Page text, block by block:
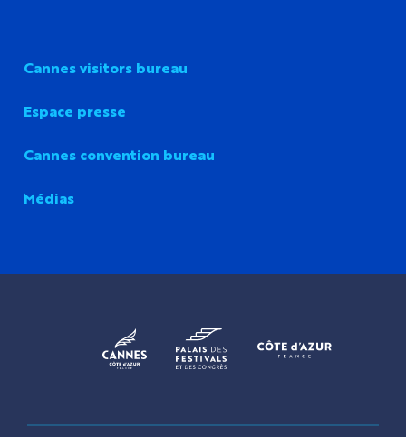
Cannes visitors bureau
Espace presse
Cannes convention bureau
Médias